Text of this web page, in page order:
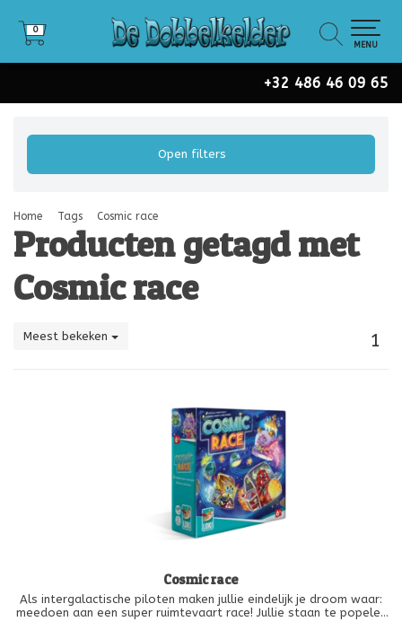
+32 486 46 09 65
0
0
MENU
Open filters
Home Tags Cosmic race
Producten getagd met
Cosmic race
Meest bekeken 1
Cosmic race
Als intergalactische piloten maken jullie eindelijk je droom waar:
meedoen aan een super ruimtevaart race! Jullie staan te popelen